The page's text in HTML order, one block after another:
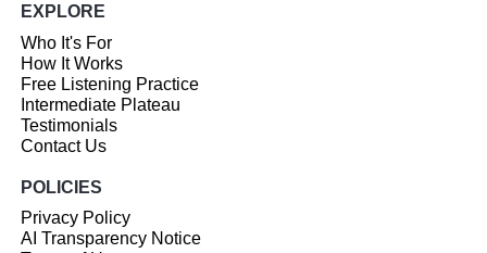
EXPLORE
Who It's For
How It Works
Free Listening Practice
Intermediate Plateau
Testimonials
Contact Us
POLICIES
Privacy Policy
AI Transparency Notice